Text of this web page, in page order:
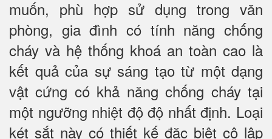
muốn, phù hợp sử dụng trong văn
phòng, gia đình có tính năng chống
cháy và hệ thống khoá an toàn cao là
kết quả của sự sáng tạo từ một dạng
vật cứng có khả năng chống cháy tại
một ngưỡng nhiệt độ độ nhất định. Loại
két sắt này có thiết kế đặc biệt cô lập